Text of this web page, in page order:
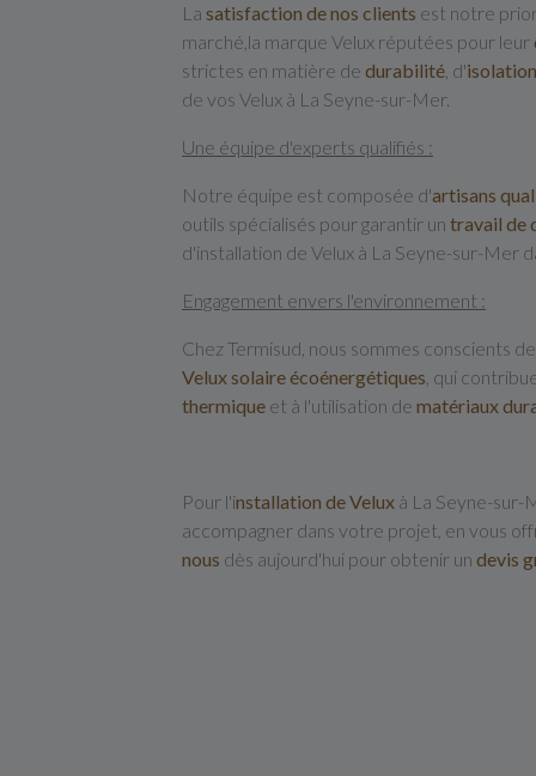
La satisfaction de nos clients est notre
marché,la marque Velux réputées pour leur
strictes en matière de durabilité , d'isolation
de vos Velux à La Seyne-sur-Mer.
Une équipe d'experts qualifiés :
Notre équipe est composée d'artisans
outils spécialisés pour garantir un travail de
d'installation de Velux à La Seyne-sur-Mer
Engagement envers l'environnement :
Chez Termisud, nous sommes conscients
Velux solaire écoénergétiques , qui
thermique et à l'utilisation de matériaux
Pour l'installation de Velux à La Seyne-sur-
accompagner dans votre projet, en vous
nous dès aujourd'hui pour obtenir un devis